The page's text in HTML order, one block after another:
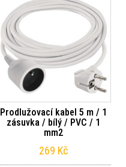
Prodlužovací kabel 5 m / 1
zásuvka / bílý / PVC / 1
mm2
269 Kč